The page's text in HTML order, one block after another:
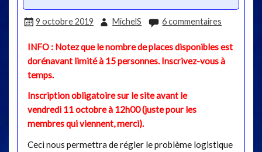
9 octobre 2019 MichelS 6 commentaires
INFO : Notez que le nombre de places disponibles est
dorénavant limité à 15 personnes. Inscrivez-vous à
temps.
Inscription obligatoire sur le site avant le
vendredi 11 octobre à 12h00 (juste pour les
membres qui viennent, merci).
Ceci nous permettra de régler le problème logistique